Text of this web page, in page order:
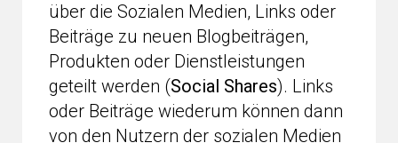
über die Sozialen Medien, Links oder
Beiträge zu neuen Blogbeiträgen,
Produkten oder Dienstleistungen
geteilt werden (Social Shares). Links
oder Beiträge wiederum können dann
von den Nutzern der sozialen Medien